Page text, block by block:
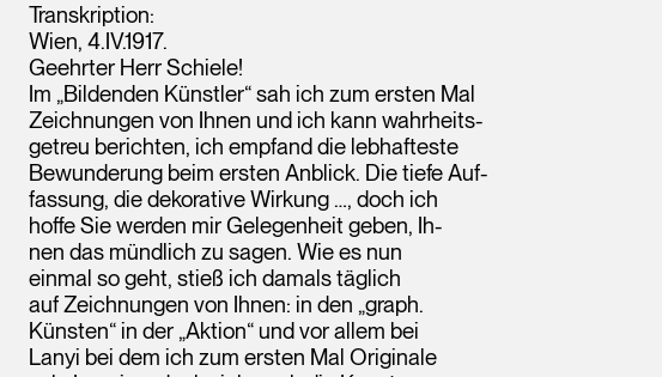
Transkription:
Wien, 4.IV.1917.
Geehrter Herr Schiele!
Im „Bildenden Künstler“ sah ich zum ersten Mal
Zeichnungen von Ihnen und ich kann wahrheits-
getreu berichten, ich empfand die lebhafteste
Bewunderung beim ersten Anblick. Die tiefe Auf-
fassung, die dekorative Wirkung …, doch ich
hoffe Sie werden mir Gelegenheit geben, Ih-
nen das mündlich zu sagen. Wie es nun
einmal so geht, stieß ich damals täglich
auf Zeichnungen von Ihnen: in den „graph.
Künsten“ in der „Aktion“ und vor allem bei
Lanyi bei dem ich zum ersten Mal Originale